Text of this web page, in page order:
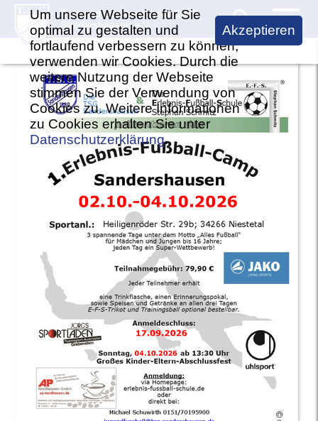
Turn und Sportgemeinde 1889
Sandershausen e.V.
Verein TSG
Vorstand
Aufgaben des Vorstandes
Vereinsbeiträge
Vereinsbeitritt
Jahreshauptversammlung
Vereinssatzung
Geschäftsstelle
Badminton
Trainingszeiten
Kontakt
Vorstand
Mannschaft
Termine
Chronik
Bildergalerie
Spielbetrieb
Sommerturnier
Berichte
Dart
Trainingszeiten
Fußball
1. Mannschaft
2. Mannschaft
TSG Jugend
Alte Herren
Sponsoring
Wandel der Zeiten
Fußball-Echo
Ansprechpartner
Kickboxen
Trainingszeiten
Um unsere Webseite für Sie
optimal zu gestalten und
fortlaufend verbessern zu können,
verwenden wir Cookies. Durch die
weitere Nutzung der Webseite
stimmen Sie der Verwendung von
Cookies zu. Weitere Informationen
zu Cookies erhalten Sie unter
Datenschutzerklärung.
Akzeptieren